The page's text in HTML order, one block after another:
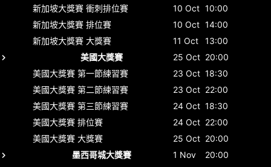
新加坡大獎賽 衝刺排位賽 10 Oct 10:00
新加坡大獎賽 排位賽 10 Oct 14:00
新加坡大獎賽 大獎賽 11 Oct
13:00
美國大獎賽
25 Oct 20:00
美國大獎賽 第一節練習賽 23 Oct 18:30
美國大獎賽 第二節練習賽 23 Oct 22:00
美國大獎賽 第三節練習賽 24 Oct 18:30
美國大獎賽 排位賽 24 Oct 22:00
美國大獎賽 大獎賽 25 Oct 20:00
墨西哥城大獎賽
1 Nov
20:00